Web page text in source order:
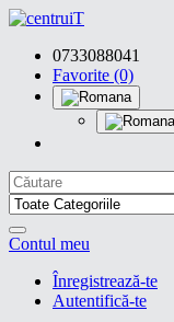
0733088041
Favorite (0)
Contul meu
Înregistrează-te
Autentifică-te